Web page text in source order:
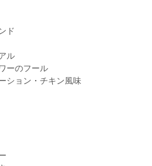
ド
ル
ーのフール
ション・チキン風味